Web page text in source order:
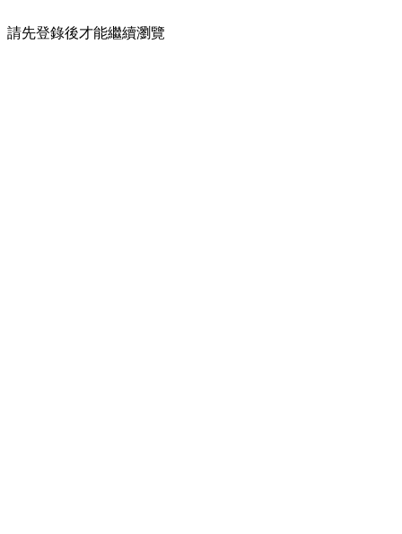
請先登錄後才能繼續瀏覽